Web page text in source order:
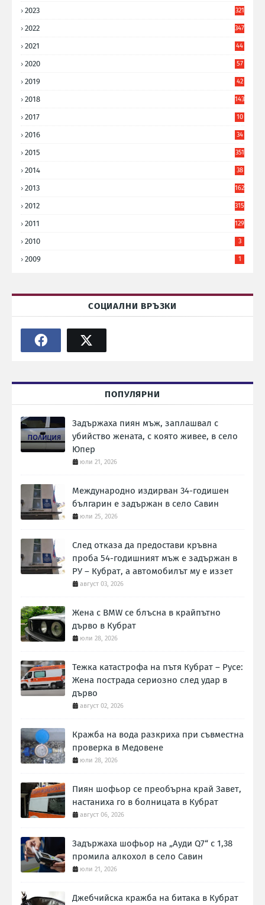
2023 321
2022 347
2021
44
2020
57
2019
42
2018 143
2017
10
2016
34
2015 351
2014
38
2013 162
2012 315
2011 129
2010 3
2009 1
СОЦИАЛНИ ВРЪЗКИ
ПОПУЛЯРНИ
Задържаха пиян мъж, заплашвал с
убийство жената, с която живее, в село
Юпер
юли 21, 2026
Международно издирван 34-годишен
българин е задържан в село Савин
юли 25, 2026
След отказа да предостави кръвна
проба 54-годишният мъж е задържан в
РУ – Кубрат, а автомобилът му е иззет
август 03, 2026
Жена с BMW се блъсна в крайпътно
дърво в Кубрат
юли 28, 2026
Тежка катастрофа на пътя Кубрат – Русе:
Жена пострада сериозно след удар в
дърво
август 02, 2026
Кражба на вода разкриха при съвместна
проверка в Медовене
юли 28, 2026
Пиян шофьор се преобърна край Завет,
настаниха го в болницата в Кубрат
август 06, 2026
Задържаха шофьор на „Ауди Q7“ с 1,38
промила алкохол в село Савин
юли 21, 2026
Джебчийска кражба на битака в Кубрат